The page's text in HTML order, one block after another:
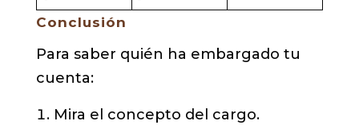
Conclusión
Para saber quién ha embargado tu
cuenta:
Mira el concepto del cargo.